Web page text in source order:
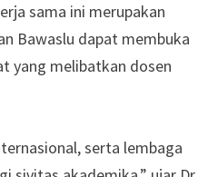
sama ini merupakan
Bawaslu dapat membuka
yang melibatkan dosen
serta lembaga